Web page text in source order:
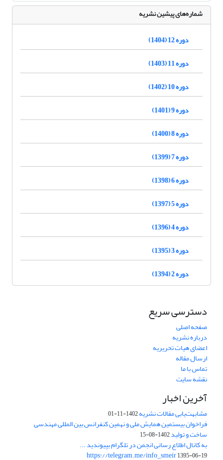
شماره‌های پیشین نشریه
دوره 12 (1404)
دوره 11 (1403)
دوره 10 (1402)
دوره 9 (1401)
دوره 8 (1400)
دوره 7 (1399)
دوره 6 (1398)
دوره 5 (1397)
دوره 4 (1396)
دوره 3 (1395)
دوره 2 (1394)
دسترسی سریع
صفحه اصلی
درباره نشریه
اعضای هیات تحریریه
ارسال مقاله
تماس با ما
نقشه سایت
آخرین اخبار
مشابهت‌یابی مقالات نشریه1402-11-01
فراخوان بیستمین همایش ملی و نهمین کنفرانس بین المللی مهندسی
ساخت و تولید1402-08-15
به کانال اطلاع رسانی انجمن در تلگرام بپیوندید ...
https://telegram.me/info_smeir1395-06-19